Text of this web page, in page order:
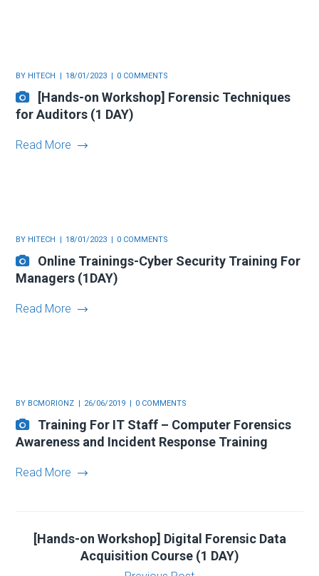
BY HITECH 18/01/2023 0 COMMENTS
[Hands-on Workshop] Forensic Techniques
for Auditors (1 DAY)
Read More
BY HITECH 18/01/2023 0 COMMENTS
Online Trainings-Cyber Security Training For
Managers (1DAY)
Read More
BY BCMORIONZ 26/06/2019 0 COMMENTS
Training For IT Staff – Computer Forensics
Awareness and Incident Response Training
Read More
[Hands-on Workshop] Digital Forensic Data
Acquisition Course (1 DAY)